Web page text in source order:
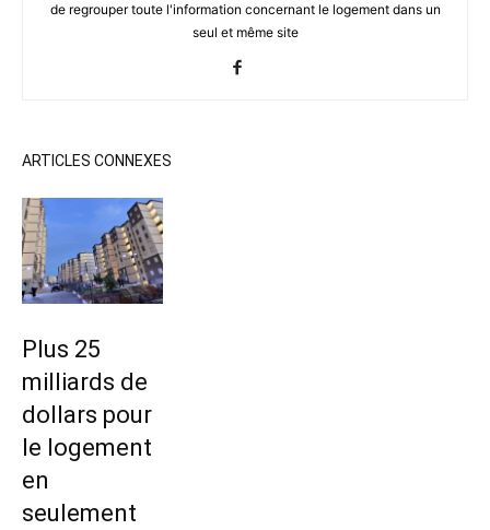
de regrouper toute l'information concernant le logement dans un
seul et même site
ARTICLES CONNEXES
Plus 25
milliards de
dollars pour
le logement
en
seulement